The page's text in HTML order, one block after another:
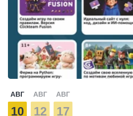
АВГ
10
АВГ
12
АВГ
17